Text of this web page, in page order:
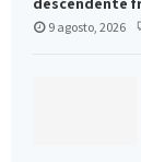
9 agosto, 2026